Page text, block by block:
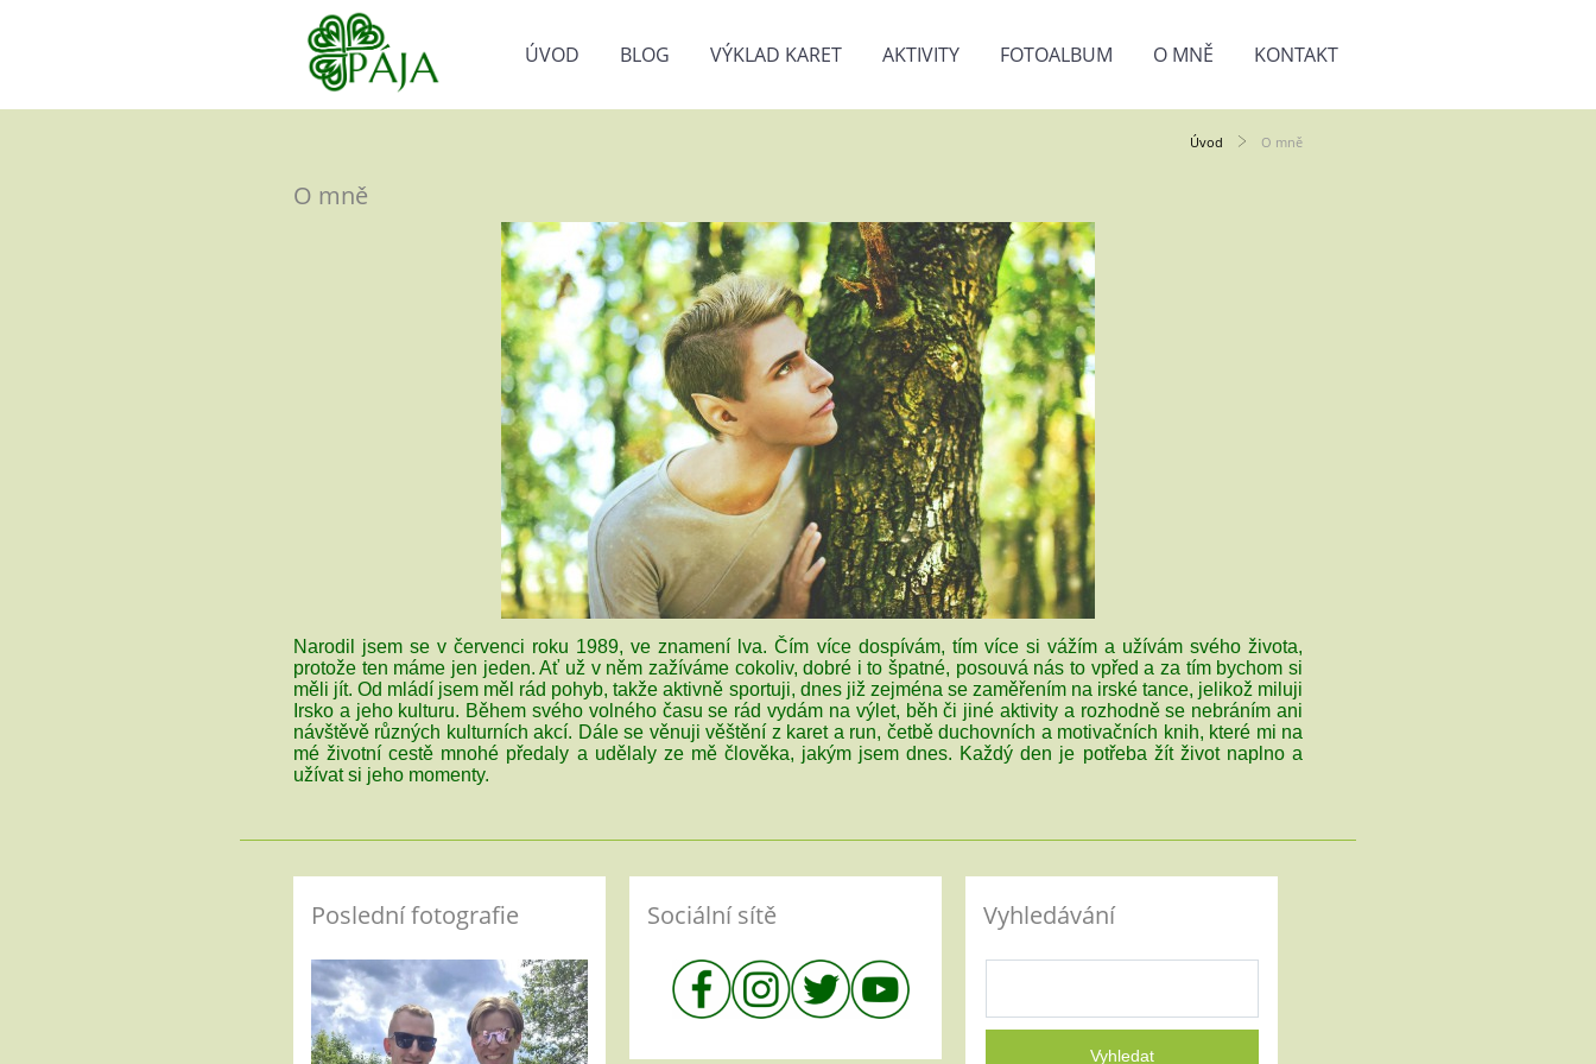
ÚVOD BLOG VÝKLAD KARET AKTIVITY FOTOALBUM O MNĚ KONTAKT
Úvod O mně
O mně
Narodil jsem se v červenci roku 1989, ve znamení lva. Čím více dospívám, tím více si vážím a užívám svého života,
protože ten máme jen jeden. Ať už v něm zažíváme cokoliv, dobré i to špatné, posouvá nás to vpřed a za tím bychom si
měli jít. Od mládí jsem měl rád pohyb, takže aktivně sportuji, dnes již zejména se zaměřením na irské tance, jelikož miluji
Irsko a jeho kulturu. Během svého volného času se rád vydám na výlet, běh či jiné aktivity a rozhodně se nebráním ani
návštěvě různých kulturních akcí. Dále se věnuji věštění z karet a run, četbě duchovních a motivačních knih, které mi na
mé životní cestě mnohé předaly a udělaly ze mě člověka, jakým jsem dnes. Každý den je potřeba žít život naplno a
užívat si jeho momenty.
Poslední fotografie Sociální sítě Vyhledávání